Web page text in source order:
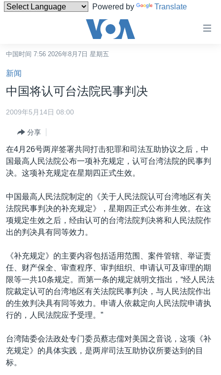
Powered by Translate
碍
链
接
转
跳
转
航
港澳
国际
最新国际新闻
中东
欧洲
美洲
全球议题
分类新闻
人权·法律·宗教
科教·文娱·体健
劳工
环境
热点专题
白宫要闻
美中关系
美国建国250周年
埃博拉疫情
美国之音专访
台海两岸关系
南中国海争端
VOA视频
中文广播
关注我们
其他语言网站
中国时间 7:56 2026年8月7日 星期五
新闻
中国将认可台法院民事判决
2009年5月14日 08:00
分享
在4月26号两岸签署共同打击犯罪和司法互助协议之后，中
国最高人民法院公布一项补充规定，认可台湾法院的民事判
决。这项补充规定在星期四正式生效。
中国最高人民法院制定的《关于人民法院认可台湾地区有关
法院民事判决的补充规定》，星期四正式公布并生效。在这
项规定生效之后，经由认可的台湾法院判决将和人民法院作
出的判决具有同等效力。
《补充规定》的主要内容包括适用范围、案件管辖、举证责
任、财产保全、审查程序、审判组织、申请认可及审理的期
限等一共10条规定。而第一条的规定就明文指出，“经人民法
院裁定认可的台湾地区有关法院民事判决，与人民法院作出
的生效判决具有同等效力。申请人依裁定向人民法院申请执
行的，人民法院应予受理。”
台湾陆委会法政处专门委员蔡志儒对美国之音说，这项《补
充规定》的具体实践，是两岸司法互助协议所要达到的目
标。